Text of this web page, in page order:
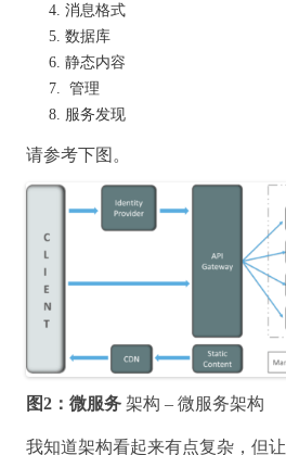
消息格式
数据库
静态内容
管理
服务发现
请参考下图。
图2：微服务 架构 – 微服务架构
我知道架构看起来有点复杂，但让